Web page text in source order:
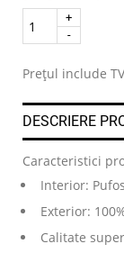
Quantity
Prețul include
DESCRIERE
Caracteristici
Interior:
Exterior:
Calitate